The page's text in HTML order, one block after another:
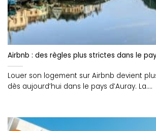
Airbnb : des règles plus strictes dans le
Louer son logement sur Airbnb devient
dès aujourd’hui dans le pays d’Auray. La....